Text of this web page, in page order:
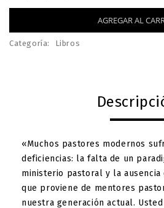
AGREGAR AL
Categoría: Libros
«Muchos pastores modernos
deficiencias: la falta de un
ministerio pastoral y la ausencia
que proviene de mentores
nuestra generación actual.